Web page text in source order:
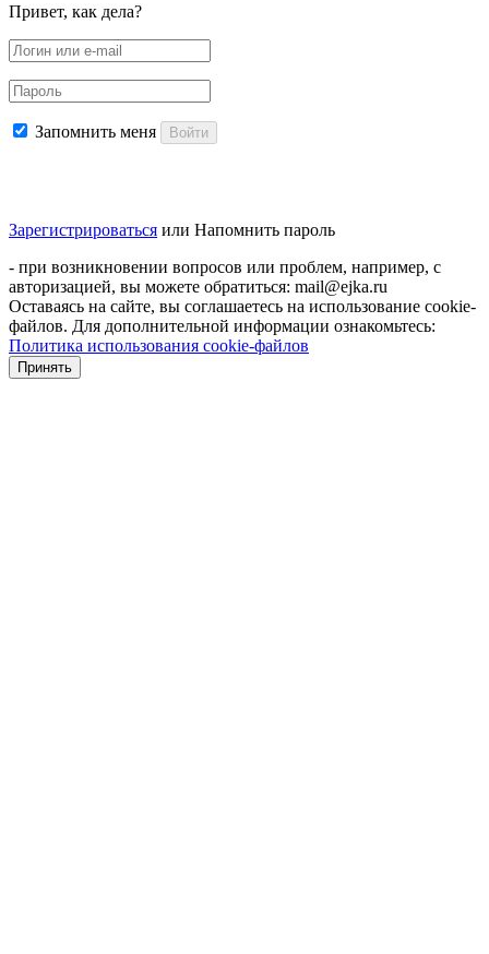
Привет, как дела?
Запомнить меня Войти
Зарегистрироваться или Напомнить пароль
- при возникновении вопросов или проблем, например, с
авторизацией, вы можете обратиться: mail@ejka.ru
Оставаясь на сайте, вы соглашаетесь на использование cookie-
файлов. Для дополнительной информации ознакомьтесь:
Политика использования cookie-файлов
Принять